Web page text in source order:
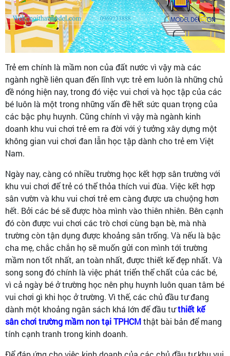
Trẻ em chính là mầm non của đất nước vì vậy mà các
ngành nghề liên quan đến lĩnh vực trẻ em luôn là những chủ
đề nóng hiện nay, trong đó việc vui chơi và học tập của các
bé luôn là một trong những vấn đề hết sức quan trọng của
các bậc phụ huynh. Cũng chính vì vậy mà ngành kinh
doanh khu vui chơi trẻ em ra đời với ý tưởng xây dựng một
không gian vui chơi đan lẫn học tập dành cho trẻ em Việt
Nam.
Ngày nay, càng có nhiều trường học kết hợp sân trường với
khu vui chơi để trẻ có thể thỏa thích vui đùa. Việc kết hợp
sân vườn và khu vui chơi trẻ em càng được ưa chuộng hơn
hết. Bởi các bé sẽ được hòa mình vào thiên nhiên. Bên cạnh
đó còn được vui chơi các trò chơi cùng bạn bè, mà nhà
trường còn tận dụng được khoảng sân trống. Và nếu là bậc
cha mẹ, chắc chắn họ sẽ muốn gửi con mình tới trường
mầm non tốt nhất, an toàn nhất, được thiết kế đẹp nhất. Và
song song đó chính là việc phát triển thể chất của các bé,
vì cả ngày bé ở trường học nên phụ huynh luôn quan tâm bé
vui chơi gì khi học ở trường. Vì thế, các chủ đầu tư đang
dành một khoảng ngân sách khá lớn để đầu tưthiết kế
sân chơi trường mầm non tại TPHCMthật bài bản để mang
tính cạnh tranh trong kinh doanh.